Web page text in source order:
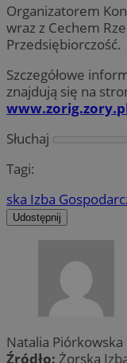
Organizatorem
wraz z Cechem
Przedsiębiorczość.
Szczegółowe
znajdują się na
Słuchaj
Tagi:
ska Izba
Udostępnij
Natalia Piórkowska
Źródło: Żorska